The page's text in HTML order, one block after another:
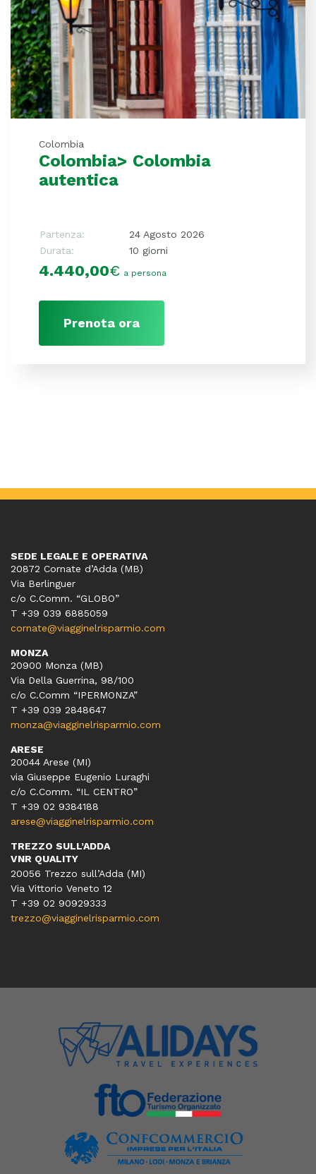
Colombia
Colombia> Colombia
autentica
Partenza:
24 Agosto 2026
Durata:
10 giorni
4.440,00€ a persona
Prenota ora
SEDE LEGALE E OPERATIVA
20872 Cornate d’Adda (MB)
Via Berlinguer
c/o C.Comm. “GLOBO”
T +39 039 6885059
cornate@viagginelrisparmio.com
MONZA
20900 Monza (MB)
Via Della Guerrina, 98/100
c/o C.Comm “IPERMONZA”
T +39 039 2848647
monza@viagginelrisparmio.com
ARESE
20044 Arese (MI)
via Giuseppe Eugenio Luraghi
c/o C.Comm. “IL CENTRO”
T +39 02 9384188
arese@viagginelrisparmio.com
TREZZO SULL’ADDA
VNR QUALITY
20056 Trezzo sull’Adda (MI)
Via Vittorio Veneto 12
T +39 02 90929333
trezzo@viagginelrisparmio.com